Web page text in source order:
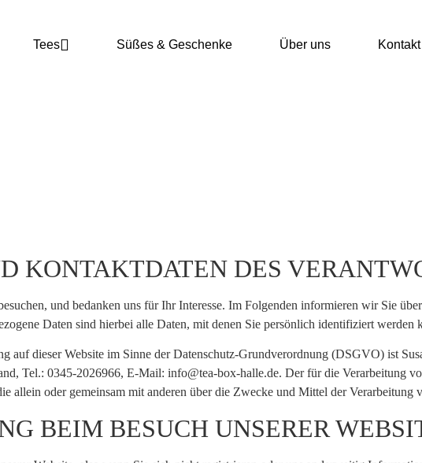
Tees Süßes & Geschenke Über uns Kontakt
KONTAKTDATEN DES
und bedanken uns für Ihr Interesse. Im Folgenden informieren wir Sie
Daten sind hierbei alle Daten, mit denen Sie persönlich identifiziert werden
auf dieser Website im Sinne der Datenschutz-Grundverordnung (DSGVO) ist
Tel.: 0345-2026966, E-Mail: info@tea-box-halle.de. Der für die Verarbeitung
allein oder gemeinsam mit anderen über die Zwecke und Mittel der Verarbeitung
BEIM BESUCH UNSERER